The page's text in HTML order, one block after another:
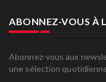
ABONNEZ-VOUS À
Abonnez-vous aux
une sélection